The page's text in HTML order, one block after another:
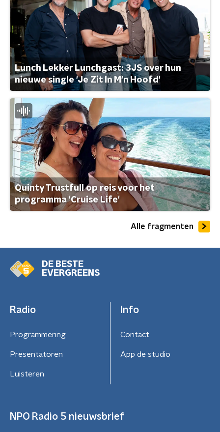
Lunch Lekker Lunchgast: 3JS over hun
nieuwe single 'Je Zit In M'n Hoofd'
Quinty Trustfull op reis voor het
programma 'Cruise Life'
Alle fragmenten
DE BESTE
EVERGREENS
Radio
Programmering
Presentatoren
Luisteren
Info
Contact
App de studio
NPO Radio 5 nieuwsbrief